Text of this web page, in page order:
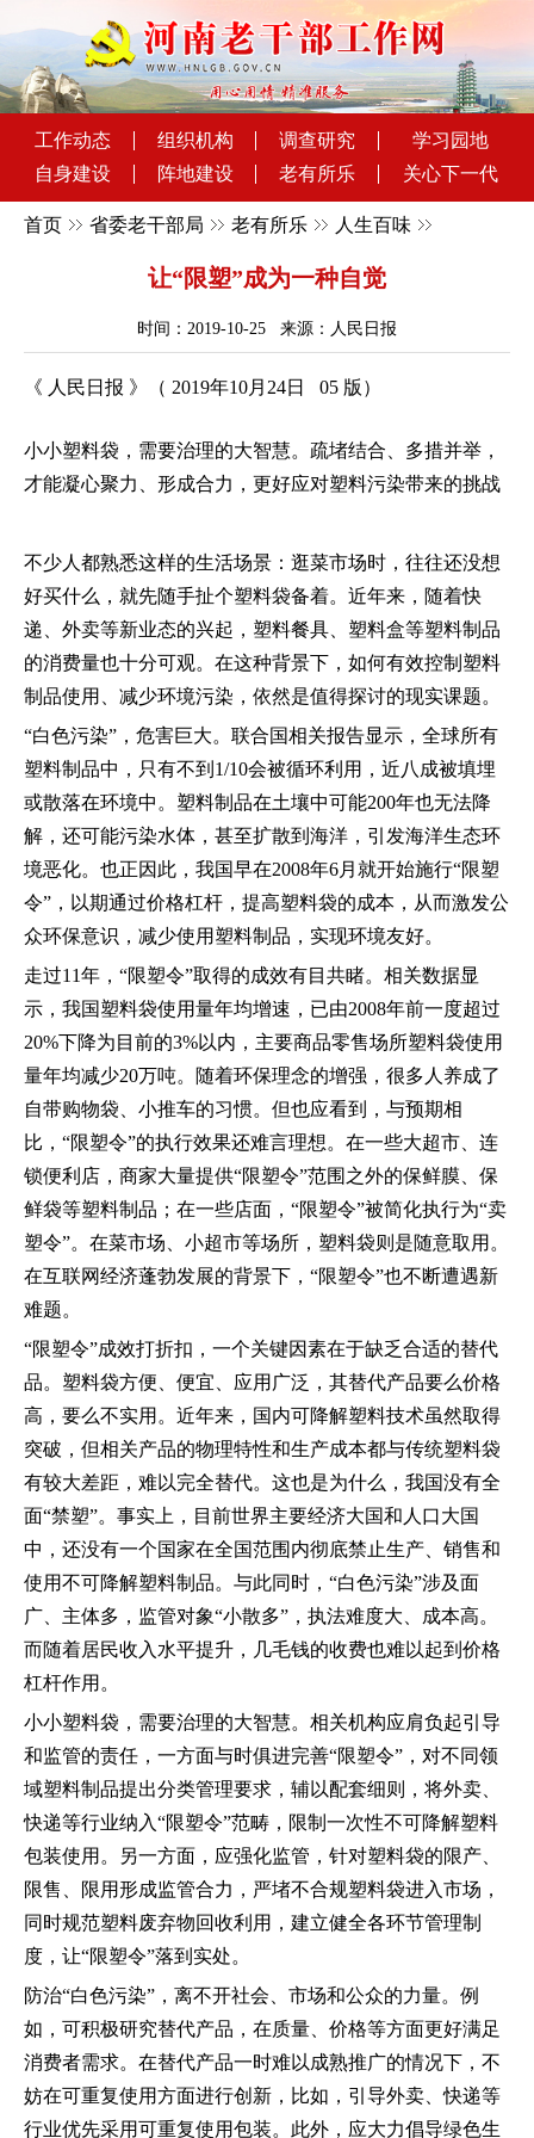
工作动态 组织机构 调查研究
学习园地
自身建设
阵地建设 老有所乐 关心下一代
首页 省委老干部局 老有所乐 人生百味
让“限塑”成为一种自觉
时间：2019-10-25 来源：人民日报
《 人民日报 》（ 2019年10月24日 05 版）
小小塑料袋，需要治理的大智慧。疏堵结合、多措并举，
才能凝心聚力、形成合力，更好应对塑料污染带来的挑战
不少人都熟悉这样的生活场景：逛菜市场时，往往还没想
好买什么，就先随手扯个塑料袋备着。近年来，随着快
递、外卖等新业态的兴起，塑料餐具、塑料盒等塑料制品
的消费量也十分可观。在这种背景下，如何有效控制塑料
制品使用、减少环境污染，依然是值得探讨的现实课题。
“白色污染”，危害巨大。联合国相关报告显示，全球所有
塑料制品中，只有不到1/10会被循环利用，近八成被填埋
或散落在环境中。塑料制品在土壤中可能200年也无法降
解，还可能污染水体，甚至扩散到海洋，引发海洋生态环
境恶化。也正因此，我国早在2008年6月就开始施行“限塑
令”，以期通过价格杠杆，提高塑料袋的成本，从而激发公
众环保意识，减少使用塑料制品，实现环境友好。
走过11年，“限塑令”取得的成效有目共睹。相关数据显
示，我国塑料袋使用量年均增速，已由2008年前一度超过
20%下降为目前的3%以内，主要商品零售场所塑料袋使用
量年均减少20万吨。随着环保理念的增强，很多人养成了
自带购物袋、小推车的习惯。但也应看到，与预期相
比，“限塑令”的执行效果还难言理想。在一些大超市、连
锁便利店，商家大量提供“限塑令”范围之外的保鲜膜、保
鲜袋等塑料制品；在一些店面，“限塑令”被简化执行为“卖
塑令”。在菜市场、小超市等场所，塑料袋则是随意取用。
在互联网经济蓬勃发展的背景下，“限塑令”也不断遭遇新
难题。
“限塑令”成效打折扣，一个关键因素在于缺乏合适的替代
品。塑料袋方便、便宜、应用广泛，其替代产品要么价格
高，要么不实用。近年来，国内可降解塑料技术虽然取得
突破，但相关产品的物理特性和生产成本都与传统塑料袋
有较大差距，难以完全替代。这也是为什么，我国没有全
面“禁塑”。事实上，目前世界主要经济大国和人口大国
中，还没有一个国家在全国范围内彻底禁止生产、销售和
使用不可降解塑料制品。与此同时，“白色污染”涉及面
广、主体多，监管对象“小散多”，执法难度大、成本高。
而随着居民收入水平提升，几毛钱的收费也难以起到价格
杠杆作用。
小小塑料袋，需要治理的大智慧。相关机构应肩负起引导
和监管的责任，一方面与时俱进完善“限塑令”，对不同领
域塑料制品提出分类管理要求，辅以配套细则，将外卖、
快递等行业纳入“限塑令”范畴，限制一次性不可降解塑料
包装使用。另一方面，应强化监管，针对塑料袋的限产、
限售、限用形成监管合力，严堵不合规塑料袋进入市场，
同时规范塑料废弃物回收利用，建立健全各环节管理制
度，让“限塑令”落到实处。
防治“白色污染”，离不开社会、市场和公众的力量。例
如，可积极研究替代产品，在质量、价格等方面更好满足
消费者需求。在替代产品一时难以成熟推广的情况下，不
妨在可重复使用方面进行创新，比如，引导外卖、快递等
行业优先采用可重复使用包装。此外，应大力倡导绿色生